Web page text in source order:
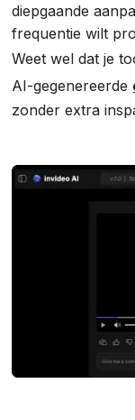
diepgaande
frequentie wilt
Weet wel dat je
AI-gegenereerde
zonder extra